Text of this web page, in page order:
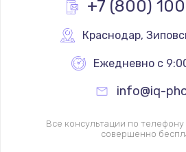
+7 (800)
Краснодар,
Ежедневно с
info@iq-
Все консультации по
совершенно